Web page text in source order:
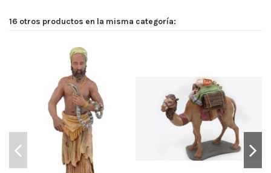
16 otros productos en la misma categoría: